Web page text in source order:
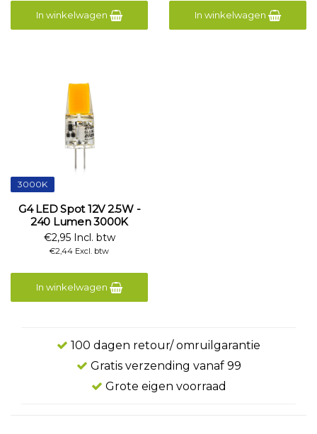
In winkelwagen In winkelwagen
3000K
G4 LED Spot 12V 2.5W -
240 Lumen 3000K
€2,95 Incl. btw
€2,44 Excl. btw
In winkelwagen
100 dagen retour/ omruilgarantie
Gratis verzending vanaf 99
Grote eigen voorraad